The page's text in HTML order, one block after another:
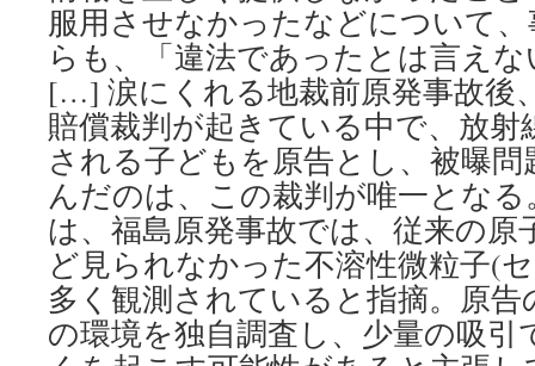
服用させなかったなどについて
らも、「違法であったとは言え
[…] 涙にくれる地裁前原発事故後
賠償裁判が起きている中で、放
される子どもを原告とし、被曝
んだのは、この裁判が唯一とな
は、福島原発事故では、従来の原
ど見られなかった不溶性微粒子(
多く観測されていると指摘。原
の環境を独自調査し、少量の吸引